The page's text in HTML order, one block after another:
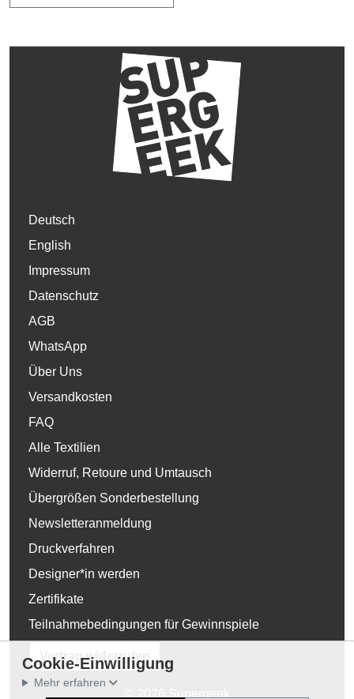
Deutsch
English
Impressum
Datenschutz
AGB
WhatsApp
Über Uns
Versandkosten
FAQ
Alle Textilien
Widerruf, Retoure und Umtausch
Übergrößen Sonderbestellung
Newsletteranmeldung
Druckverfahren
Designer*in werden
Zertifikate
Teilnahmebedingungen für Gewinnspiele
Vertrag widerrufen
Cookie-Einwilligung
Mehr erfahren